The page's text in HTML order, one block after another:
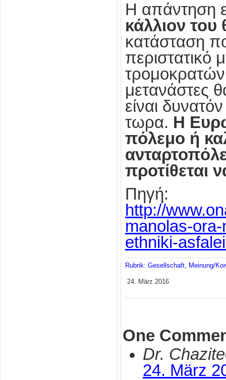
Η απάντηση
κάλλιον του
κατάσταση
περιστατικό
μετανάστες
είναι
τωρα. Η
πόλεμο ή
προτίθεται
Πηγή:
http://
manolas-
ethniki-
Rubrik: Gesellschaft, Meinung/
24. März 2016
One
Dr.
24. März